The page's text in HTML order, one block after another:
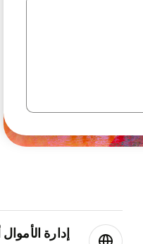
إدارة الأموال